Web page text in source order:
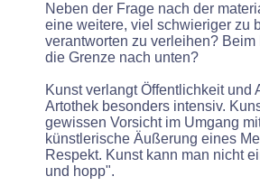
Neben der Frage nach der
eine weitere, viel schwieriger zu
verantworten zu verleihen?
die Grenze nach unten?
Kunst verlangt Öffentlichkeit
Artothek besonders intensiv.
gewissen Vorsicht im Umgang
künstlerische Äußerung eines
Respekt. Kunst kann man nicht
und hopp".